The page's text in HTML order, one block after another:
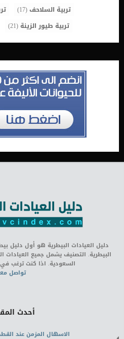
تربية السلاحف(17)
تربية طيور الزينة (21)
دليل العيادات البيطرية هو أول دليل
البيطرية. التصنيف يشمل جميع العيادات
السعودية. اذا كنت ترغب
تواصل
أحدث
الاسهال المزمن عند